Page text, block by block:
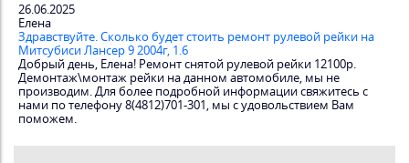
26.06.2025
Елена
Здравствуйте. Сколько будет стоить ремонт рулевой рейки на
Митсубиси Лансер 9 2004г, 1.6
Добрый день, Елена! Ремонт снятой рулевой рейки 12100р.
Демонтаж\монтаж рейки на данном автомобиле, мы не
производим. Для более подробной информации свяжитесь с
нами по телефону 8(4812)701-301, мы с удовольствием Вам
поможем.